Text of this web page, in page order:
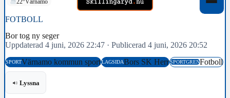
22°Värnamo
FOTBOLL
Bor tog ny seger
Uppdaterad 4 juni, 2026 22:47 · Publicerad 4 juni, 2026 20:52
SPORTVärnamo kommun sportLAGSIDABors SK HerrSPORTGRENFotboll
Lyssna